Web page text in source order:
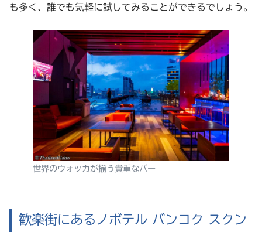
も多く、誰でも気軽に試してみることができるでしょう。
世界のウォッカが揃う貴重なバー
歓楽街にあるノボテル バンコク スクン